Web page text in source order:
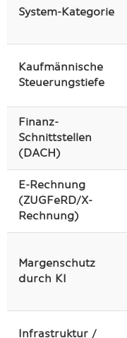
System-Kategorie
Kaufmännische
Steuerungstiefe
Finanz-
Schnittstellen
(DACH)
E-Rechnung
(ZUGFeRD/X-
Rechnung)
Margenschutz
durch KI
Infrastruktur /